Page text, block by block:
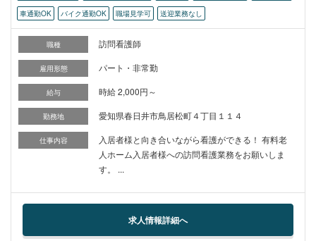
車通勤OK
バイク通勤OK 職場見学可 送迎業務なし
職種 訪問看護師
雇用形態 パート・非常勤
給与 時給 2,000円～
勤務地 愛知県春日井市鳥居松町４丁目１１４
仕事内容
入居者様と向き合いながら看護ができる！ 有料老
人ホーム入居者様への訪問看護業務をお願いしま
す。 ...
求人情報詳細へ